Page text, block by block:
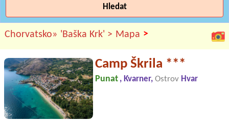
Hledat
Chorvatsko» 'Baška Krk' > Mapa >
Camp Škrila ***
Punat , Kvarner, Ostrov Hvar